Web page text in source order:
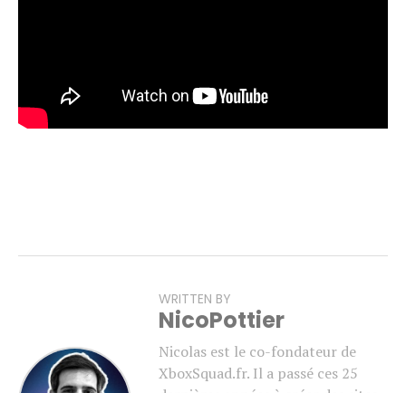
WRITTEN BY
NicoPottier
Nicolas est le co-fondateur de
XboxSquad.fr. Il a passé ces 25